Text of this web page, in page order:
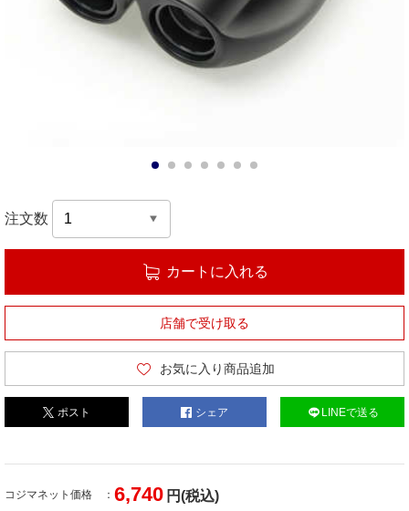
注文数
カートに入れる
店舗で受け取る
お気に入り商品追加
ポスト シェア LINEで送る
コジマネット価格 6,740 円(税込)